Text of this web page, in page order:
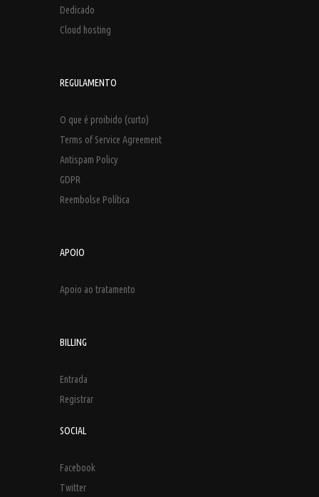
Dedicado
Cloud hosting
REGULAMENTO
O que é proibido (curto)
Terms of Service Agreement
Antispam Policy
GDPR
Reembolse Política
APOIO
Apoio ao tratamento
BILLING
Entrada
Registrar
SOCIAL
Facebook
Twitter